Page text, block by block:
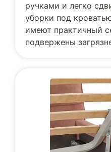
ручками и легко
уборки под
имеют практичный
подвержены